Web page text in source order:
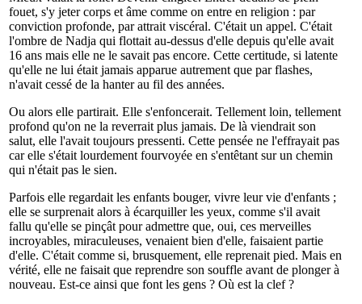
fouet, s'y jeter corps et âme comme on entre en religion : par
conviction profonde, par attrait viscéral. C'était un appel. C'était
l'ombre de Nadja qui flottait au-dessus d'elle depuis qu'elle avait
16 ans mais elle ne le savait pas encore. Cette certitude, si latente
qu'elle ne lui était jamais apparue autrement que par flashes,
n'avait cessé de la hanter au fil des années.
Ou alors elle partirait. Elle s'enfoncerait. Tellement loin, tellement
profond qu'on ne la reverrait plus jamais. De là viendrait son
salut, elle l'avait toujours pressenti. Cette pensée ne l'effrayait pas
car elle s'était lourdement fourvoyée en s'entêtant sur un chemin
qui n'était pas le sien.
Parfois elle regardait les enfants bouger, vivre leur vie d'enfants ;
elle se surprenait alors à écarquiller les yeux, comme s'il avait
fallu qu'elle se pinçât pour admettre que, oui, ces merveilles
incroyables, miraculeuses, venaient bien d'elle, faisaient partie
d'elle. C'était comme si, brusquement, elle reprenait pied. Mais en
vérité, elle ne faisait que reprendre son souffle avant de plonger à
nouveau. Est-ce ainsi que font les gens ? Où est la clef ?